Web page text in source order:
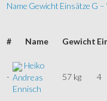
Name Gewicht Einsätze G –
# Name Gewicht
-
Heiko
Andreas
Ennisch
57 kg 4